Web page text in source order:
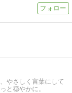
やさしく言葉にして
と穏やかに。